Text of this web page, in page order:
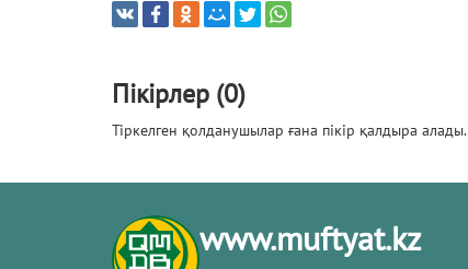
Пікірлер (0)
Тіркелген қолданушылар ғана пікір қалдыра алады.
www.muftyat.kz